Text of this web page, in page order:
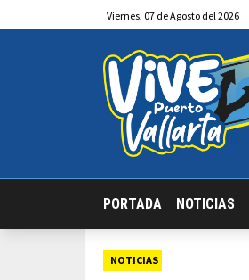
Viernes, 07 deAgosto del 2026
PORTADA NOTICIAS
NOTICIAS